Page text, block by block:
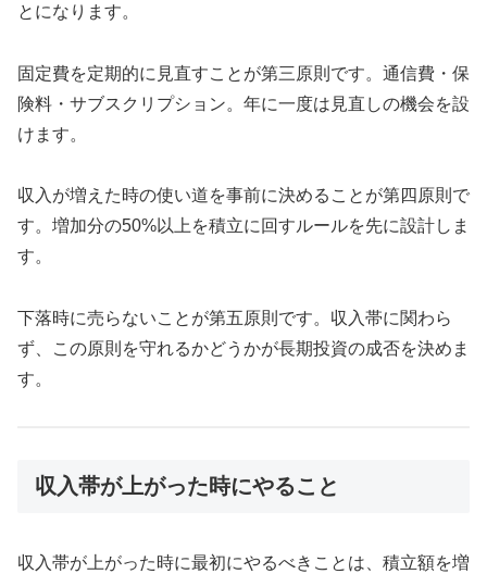
とになります。
固定費を定期的に見直すことが第三原則です。通信費・保
険料・サブスクリプション。年に一度は見直しの機会を設
けます。
収入が増えた時の使い道を事前に決めることが第四原則で
す。増加分の50%以上を積立に回すルールを先に設計しま
す。
下落時に売らないことが第五原則です。収入帯に関わら
ず、この原則を守れるかどうかが長期投資の成否を決めま
す。
収入帯が上がった時にやること
収入帯が上がった時に最初にやるべきことは、積立額を増